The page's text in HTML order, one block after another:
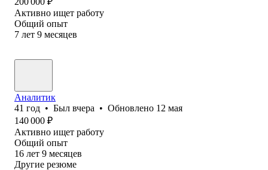
Активно ищет работу
Общий опыт
7 лет 9 месяцев
Аналитик
41 год • Был вчера • Обновлено 12 мая
140 000 ₽
Активно ищет работу
Общий опыт
16 лет 9 месяцев
Другие резюме